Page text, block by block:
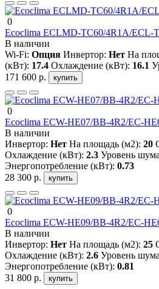
0
Ecoclima ECLMD-TC60/4R1A/ECL-
В наличии
Wi-Fi: Опция Инвертор: Нет На
(кВт): 17.4 Охлаждение (кВт): 16.1
171 600 р.
купить
0
Ecoclima ECW-HE07/BB-4R2/EC-
В наличии
Инвертор: Нет На площадь (м2): 20
Охлаждение (кВт): 2.3 Уровень
Энергопотребление (кВт): 0.73
28 300 р.
купить
0
Ecoclima ECW-HE09/BB-4R2/EC-
В наличии
Инвертор: Нет На площадь (м2): 25
Охлаждение (кВт): 2.6 Уровень
Энергопотребление (кВт): 0.81
31 800 р.
купить